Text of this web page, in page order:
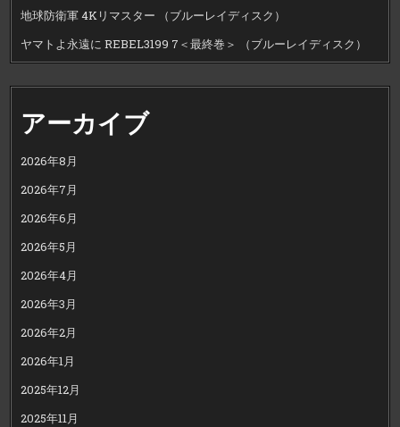
地球防衛軍 4Kリマスター （ブルーレイディスク）
ヤマトよ永遠に REBEL3199 7＜最終巻＞ （ブルーレイディスク）
アーカイブ
2026年8月
2026年7月
2026年6月
2026年5月
2026年4月
2026年3月
2026年2月
2026年1月
2025年12月
2025年11月